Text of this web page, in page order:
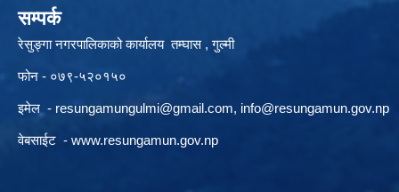
सम्पर्क
रेसुङ्गा नगरपालिकाको कार्यालय तम्घास , गुल्मी
फोन - ०७९-५२०१५०
इमेल - resungamungulmi@gmail.com, info@resungamun.gov.np
वेबसाईट - www.resungamun.gov.np